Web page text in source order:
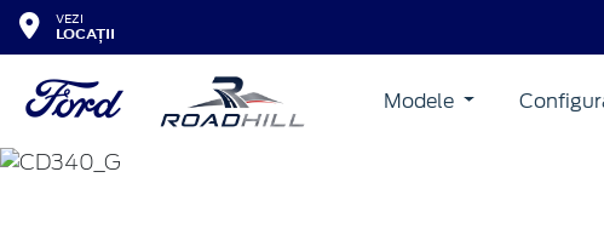
VEZI
LOCAȚII
Modele
GALAXY